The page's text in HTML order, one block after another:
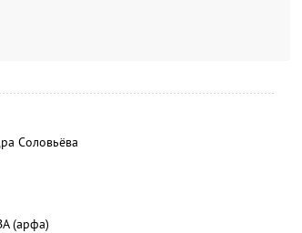
Соловьёва
(арфа)